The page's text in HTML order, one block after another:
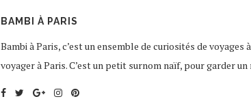
BAMBI À PARIS
Bambi à Paris, c’est un ensemble de curiosités de
voyager à Paris. C’est un petit surnom naïf, pour garder un